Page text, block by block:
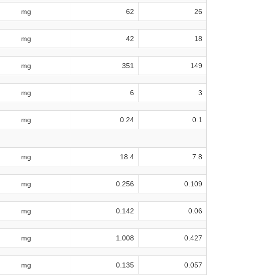
mg 62 26
mg 42 18
mg 351 149
mg 6 3
mg 0.24 0.1
mg 18.4 7.8
mg 0.256 0.109
mg 0.142 0.06
mg 1.008 0.427
mg 0.135 0.057